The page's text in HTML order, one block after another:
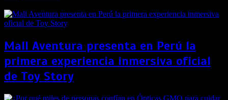
Mall Aventura presenta en Perú la
primera experiencia inmersiva oficial
de Toy Story